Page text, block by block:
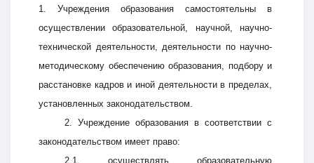
1. Учреждения образования самостоятельны в
осуществлении образовательной, научной, научно-
технической деятельности, деятельности по научно-
методическому обеспечению образования, подбору и
расстановке кадров и иной деятельности в пределах,
установленных законодательством.
2. Учреждение образования в соответствии с
законодательством имеет право:
2.1. осуществлять образовательную